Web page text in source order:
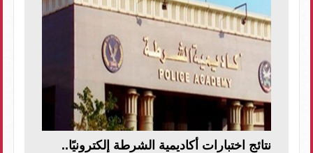
نتائج اختبارات أكاديمية الشرطة إلكترونيًا..